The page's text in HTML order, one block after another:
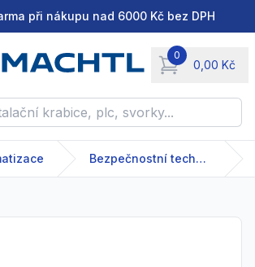
při nákupu nad 6000 Kč bez DPH
0
0,00 Kč
items in cart,
krabice, plc, svorky...
Bezpečnostní technika